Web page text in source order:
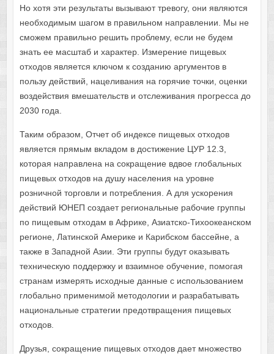
Но хотя эти результаты вызывают тревогу, они являются
необходимым шагом в правильном направлении. Мы не
сможем правильно решить проблему, если не будем
знать ее масштаб и характер. Измерение пищевых
отходов является ключом к созданию аргументов в
пользу действий, нацеливания на горячие точки, оценки
воздействия вмешательств и отслеживания прогресса до
2030 года.
Таким образом, Отчет об индексе пищевых отходов
является прямым вкладом в достижение ЦУР 12.3,
которая направлена ​​на сокращение вдвое глобальных
пищевых отходов на душу населения на уровне
розничной торговли и потребления. А для ускорения
действий ЮНЕП создает региональные рабочие группы
по пищевым отходам в Африке, Азиатско-Тихоокеанском
регионе, Латинской Америке и Карибском бассейне, а
также в Западной Азии. Эти группы будут оказывать
техническую поддержку и взаимное обучение, помогая
странам измерять исходные данные с использованием
глобально применимой методологии и разрабатывать
национальные стратегии предотвращения пищевых
отходов.
Друзья, сокращение пищевых отходов дает множество